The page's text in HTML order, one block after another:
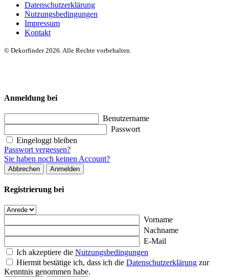
Datenschutzerklärung
Nutzungsbedingungen
Impressum
Kontakt
© Dekorfinder 2026. Alle Rechte vorbehalten.
Anmeldung bei
Benutzername
Passwort
Eingeloggt bleiben
Passwort vergessen?
Sie haben noch keinen Account?
Abbrechen Anmelden
Registrierung bei
Vorname
Nachname
E-Mail
Ich akzeptiere die Nutzungsbedingungen
Hiermit bestätige ich, dass ich die Datenschutzerklärung zur
Kenntnis genommen habe.